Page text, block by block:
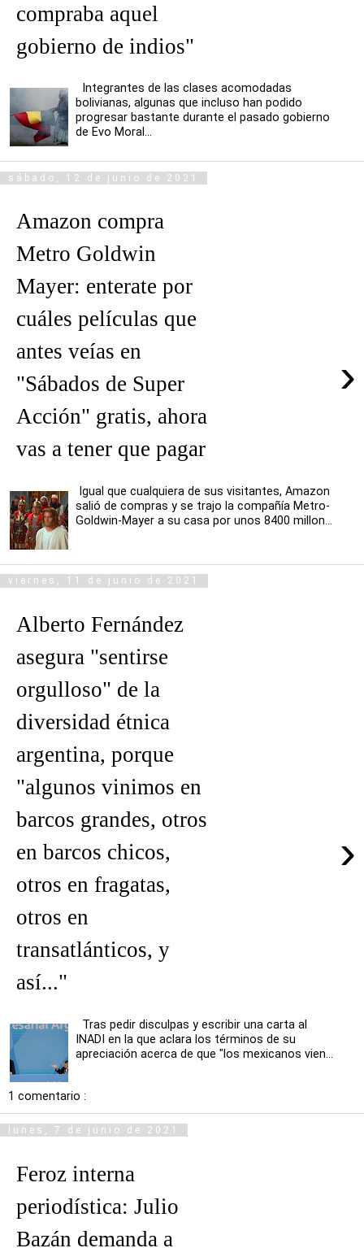
compraba aquel
gobierno de indios"
Integrantes de las clases acomodadas
bolivianas, algunas que incluso han podido
progresar bastante durante el pasado gobierno
de Evo Moral...
sábado, 12 de junio de 2021
Amazon compra
Metro Goldwin
Mayer: enterate por
cuáles películas que
antes veías en
"Sábados de Super
Acción" gratis, ahora
vas a tener que pagar
›
Igual que cualquiera de sus visitantes, Amazon
salió de compras y se trajo la compañía Metro-
Goldwin-Mayer a su casa por unos 8400 millon...
viernes, 11 de junio de 2021
Alberto Fernández
asegura "sentirse
orgulloso" de la
diversidad étnica
argentina, porque
"algunos vinimos en
barcos grandes, otros
en barcos chicos,
otros en fragatas,
otros en
transatlánticos, y
así..."
›
Tras pedir disculpas y escribir una carta al
INADI en la que aclara los términos de su
apreciación acerca de que "los mexicanos vien...
1 comentario :
lunes, 7 de junio de 2021
Feroz interna
periodística: Julio
Bazán demanda a